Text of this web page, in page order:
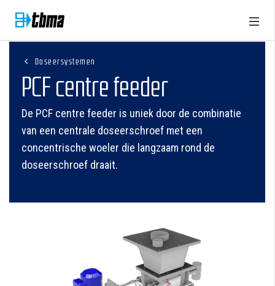
Doseersystemen
PCF centre feeder
De PCF centre feeder is uniek door de combinatie
van een centrale doseerschroef met een
concentrische woeler die langzaam rond de
doseerschroef draait.